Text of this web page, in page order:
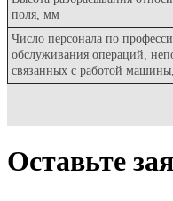
Высота разбрасывания
поля, мм
Число персонала по
обслуживания операций,
связанных с работой
Оставьте